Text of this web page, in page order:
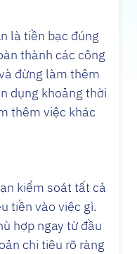
là tiền bạc đúng
thành các công
đừng làm thêm
dụng khoảng thời
thêm việc khác
kiểm soát tất cả
tiền vào việc gì.
hợp ngay từ đầu
chi tiêu rõ ràng